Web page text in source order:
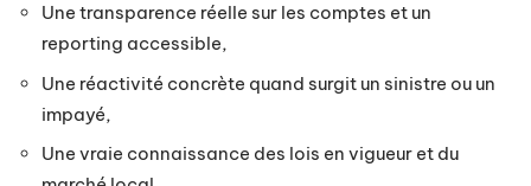
Une transparence réelle sur les comptes et un
reporting accessible,
Une réactivité concrète quand surgit un sinistre ou un
impayé,
Une vraie connaissance des lois en vigueur et du